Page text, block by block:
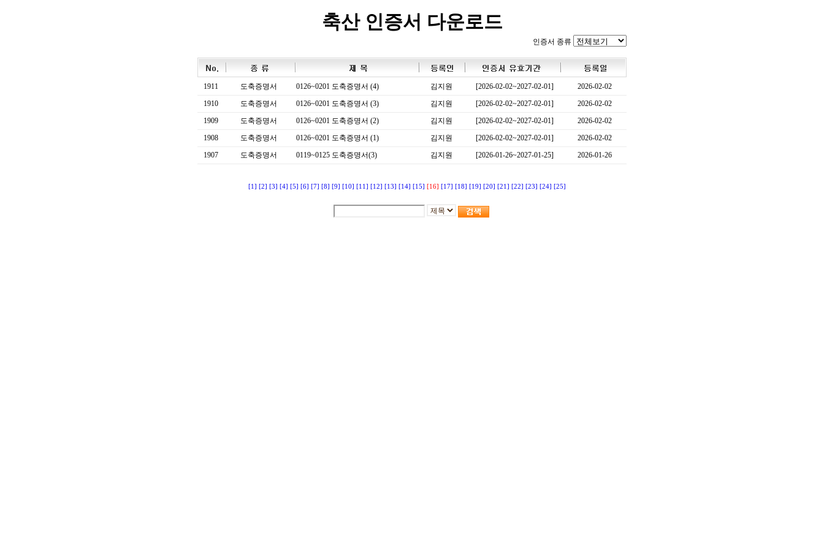
축산 인증서 다운로드
인증서 종류
1911 도축증명서 0126~0201 도축증명서 (4) 김지원 [2026-02-02~2027-02-01]
2026-02-02
1910
도축증명서 0126~0201 도축증명서 (3) 김지원 [2026-02-02~2027-02-01]
2026-02-02
1909
도축증명서 0126~0201 도축증명서 (2) 김지원 [2026-02-02~2027-02-01]
2026-02-02
1908
도축증명서 0126~0201 도축증명서 (1) 김지원 [2026-02-02~2027-02-01]
2026-02-02
1907
도축증명서 0119~0125 도축증명서(3) 김지원 [2026-01-26~2027-01-25] 2026-01-26
[1] [2] [3] [4] [5] [6] [7] [8] [9] [10] [11] [12] [13] [14] [15] [16] [17] [18] [19] [20] [21] [22] [23] [24] [25]